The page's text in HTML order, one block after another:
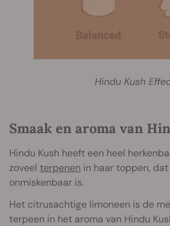
Hindu Kush
Smaak en aroma van
Hindu Kush heeft een heel
zoveel terpenen in haar toppen,
onmiskenbaar is.
Het citrusachtige limoneen is de
terpeen in het aroma van Hindu